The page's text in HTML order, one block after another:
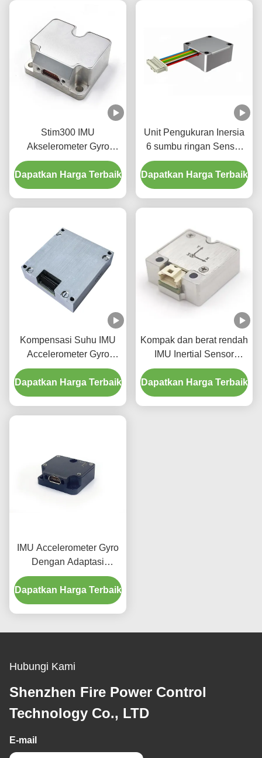
Stim300 IMU
Akselerometer Gyro
Sensor Pabrik Pasokan
Dapatkan Harga Terbaik
Unit Pengukuran Inersia
6 sumbu ringan Sensor
Giroskop Akselerometer
Dapatkan Harga Terbaik
Kompensasi Suhu IMU
Accelerometer Gyro
16488-C 3 sumbu
Dapatkan Harga Terbaik
Kompak dan berat rendah
IMU Inertial Sensor
Inertial Unit Pengukuran
Dapatkan Harga Terbaik
IMU Accelerometer Gyro
Dengan Adaptasi
Lingkungan Tinggi
Dapatkan Harga Terbaik
Hubungi Kami
Shenzhen Fire Power Control
Technology Co., LTD
E-mail